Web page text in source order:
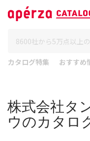
カタログ特集 おすすめ
株式会社タ
ウのカタロ